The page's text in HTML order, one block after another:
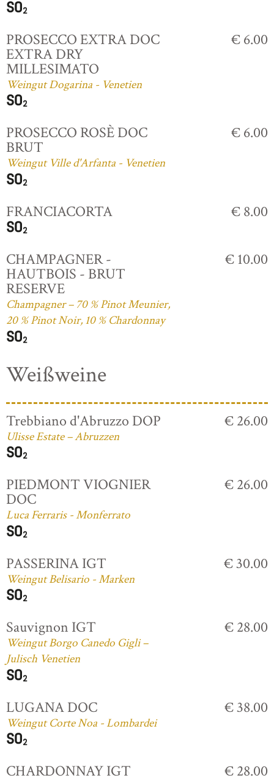
PROSECCO EXTRA DOC
EXTRA DRY
MILLESIMATO
Weingut Dogarina - Venetien
€ 6.00
PROSECCO ROSÈ DOC
BRUT
Weingut Ville d'Arfanta - Venetien
€ 6.00
FRANCIACORTA € 8.00
CHAMPAGNER -
HAUTBOIS - BRUT
RESERVE
Champagner – 70 % Pinot Meunier,
20 % Pinot Noir, 10 % Chardonnay
€ 10.00
Weißweine
Trebbiano d'Abruzzo DOP
Ulisse Estate – Abruzzen
€ 26.00
PIEDMONT VIOGNIER
DOC
Luca Ferraris - Monferrato
€ 26.00
PASSERINA IGT
Weingut Belisario - Marken
€ 30.00
Sauvignon IGT
Weingut Borgo Canedo Gigli –
Julisch Venetien
€ 28.00
LUGANA DOC
Weingut Corte Noa - Lombardei
€ 38.00
CHARDONNAY IGT € 28.00